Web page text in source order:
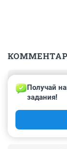
8 мая 2022,
А фотографию
птиц на
лесные
Получай
задания!